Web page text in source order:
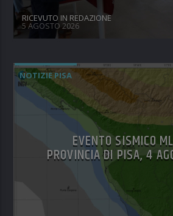
RICEVUTO IN REDAZIONE
5 AGOSTO 2026
NOTIZIE PISA
EVENTO SISMICO
PROVINCIA DI PISA, 4